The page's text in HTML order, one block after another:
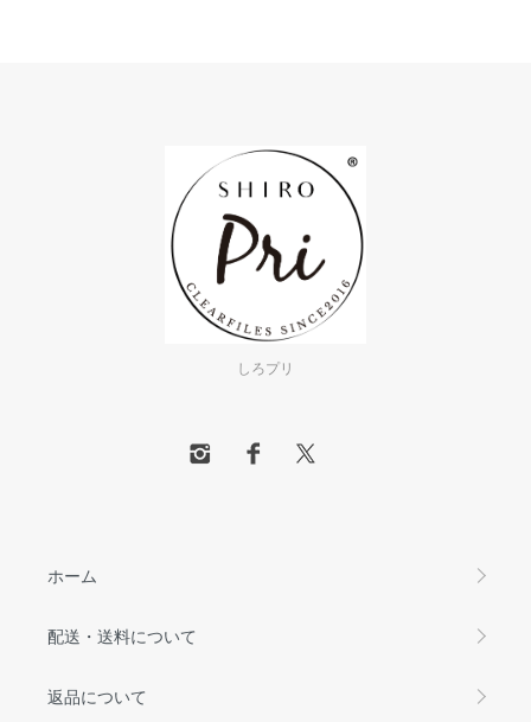
しろプリ
ホーム
配送・送料について
返品について